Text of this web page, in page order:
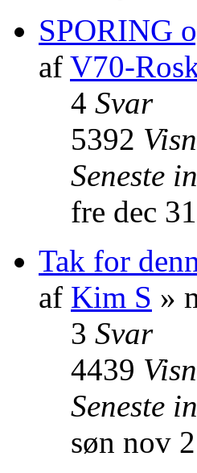
SPORING
af V70-
4 Svar
5392
Seneste
fre dec
Tak for
af Kim S »
3 Svar
4439
Seneste
søn nov